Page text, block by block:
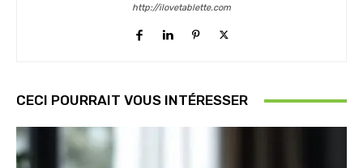
http://ilovetablette.com
CECI POURRAIT VOUS INTÉRESSER